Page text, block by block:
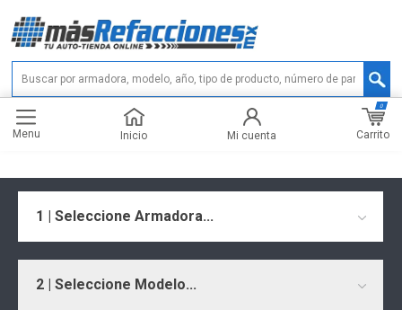
Menu Inicio Mi cuenta Carrito
0
1 | Seleccione Armadora...
2 | Seleccione Modelo...